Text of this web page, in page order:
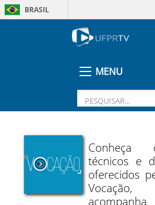
BRASIL
MENU
Conheça
técnicos e
oferecidos